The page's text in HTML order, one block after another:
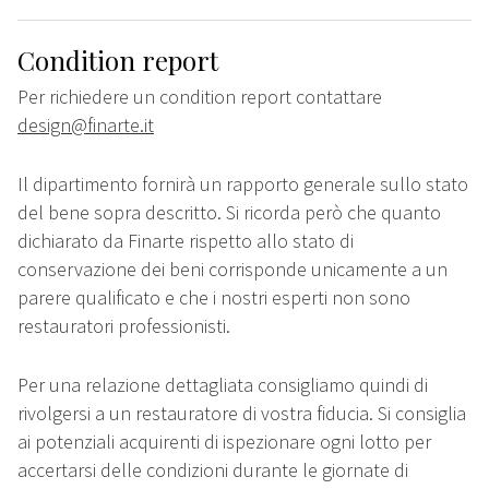
Condition report
Per richiedere un condition report contattare
design@finarte.it
Il dipartimento fornirà un rapporto generale sullo stato
del bene sopra descritto. Si ricorda però che quanto
dichiarato da Finarte rispetto allo stato di
conservazione dei beni corrisponde unicamente a un
parere qualificato e che i nostri esperti non sono
restauratori professionisti.
Per una relazione dettagliata consigliamo quindi di
rivolgersi a un restauratore di vostra fiducia. Si consiglia
ai potenziali acquirenti di ispezionare ogni lotto per
accertarsi delle condizioni durante le giornate di